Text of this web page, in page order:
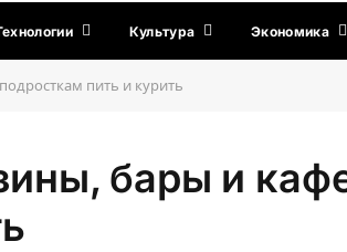
Культура Экономика
пить и курить
бары и